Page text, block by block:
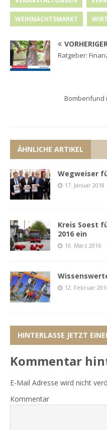
WEIHNACHTSMARKT
Ratgeber:
Bombenfund
ÄHNLICHE ARTIKEL
Wegweiser
17. Januar 2018
Kreis Soest
2016 ein
10. März 2016
12. Februar
HINTERLASSE JETZT
Kommentar
E-Mail Adresse wird nicht
Kommentar